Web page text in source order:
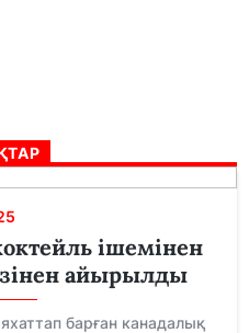
ішемінен
айырылды
барған канадалық